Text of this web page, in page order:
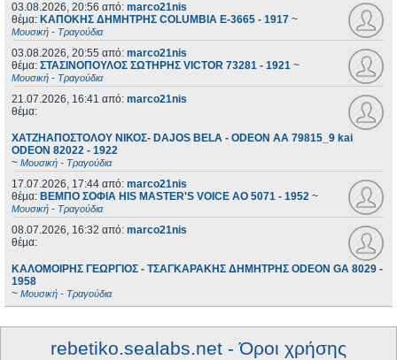
03.08.2026, 20:56 από: marco21nis
θέμα: ΚΑΠΟΚΗΣ ΔΗΜΗΤΡΗΣ COLUMBIA E-3665 - 1917 ~
Μουσική - Τραγούδια
03.08.2026, 20:55 από: marco21nis
θέμα: ΣΤΑΣΙΝΟΠΟΥΛΟΣ ΣΩΤΗΡΗΣ VICTOR 73281 - 1921 ~
Μουσική - Τραγούδια
21.07.2026, 16:41 από: marco21nis
θέμα:
ΧΑΤΖΗΑΠΟΣΤΟΛΟΥ ΝΙΚΟΣ- DAJOS BELA - ODEON AA 79815_9 kai
ODEON 82022 - 1922
~ Μουσική - Τραγούδια
17.07.2026, 17:44 από: marco21nis
θέμα: ΒΕΜΠΟ ΣΟΦΙΑ HIS MASTER'S VOICE AO 5071 - 1952 ~
Μουσική - Τραγούδια
08.07.2026, 16:32 από: marco21nis
θέμα:
ΚΑΛΟΜΟΙΡΗΣ ΓΕΩΡΓΙΟΣ - ΤΣΑΓΚΑΡΑΚΗΣ ΔΗΜΗΤΡΗΣ ODEON GA 8029 -
1958
~ Μουσική - Τραγούδια
rebetiko.sealabs.net - Όροι χρήσης